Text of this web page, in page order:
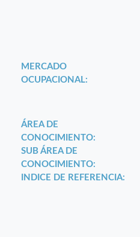
MERCADO
OCUPACIONAL:
ÁREA DE
CONOCIMIENTO:
SUB ÁREA DE
CONOCIMIENTO:
INDICE DE REFERENCIA: